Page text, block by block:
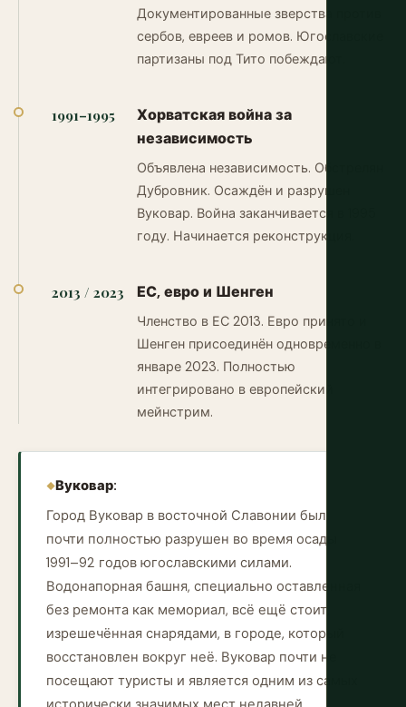
Документированные зверства против
сербов, евреев и ромов. Югославские
партизаны под Тито побеждают.
1991–1995
Хорватская война за
независимость
Объявлена независимость. Обстрелян
Дубровник. Осаждён и разрушен
Вуковар. Война заканчивается в 1995
году. Начинается реконструкция.
2013 / 2023 ЕС, евро и Шенген
Членство в ЕС 2013. Евро принято и
Шенген присоединён одновременно в
январе 2023. Полностью
интегрировано в европейский
мейнстрим.
Вуковар:
Город Вуковар в восточной Славонии был
почти полностью разрушен во время осады
1991–92 годов югославскими силами.
Водонапорная башня, специально оставленная
без ремонта как мемориал, всё ещё стоит,
изрешечённая снарядами, в городе, который
восстановлен вокруг неё. Вуковар почти не
посещают туристы и является одним из самых